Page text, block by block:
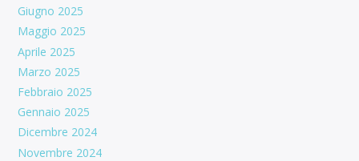
Giugno 2025
Maggio 2025
Aprile 2025
Marzo 2025
Febbraio 2025
Gennaio 2025
Dicembre 2024
Novembre 2024